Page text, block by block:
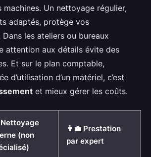
machines. Un nettoyage régulier,
adaptés, protège vos
Dans les ateliers ou bureaux
attention aux détails évite des
Et sur le plan comptable,
d’utilisation d’un matériel, c’est
et mieux gérer les coûts.
(non
👨‍💼 Prestation
par expert